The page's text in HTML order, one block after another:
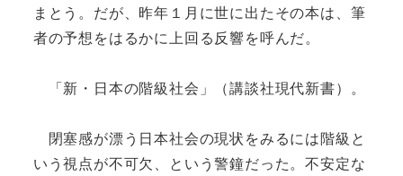
まとう。だが、昨年１月に世に出たその本は、筆
者の予想をはるかに上回る反響を呼んだ。
「新・日本の階級社会」（講談社現代新書）。
閉塞感が漂う日本社会の現状をみるには階級と
いう視点が不可欠、という警鐘だった。不安定な